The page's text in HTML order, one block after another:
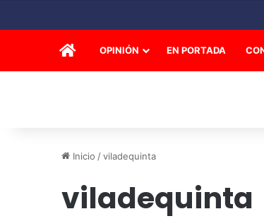
INICIOOPINIÓN EN PORTADA
Inicio /viladequinta
viladequinta